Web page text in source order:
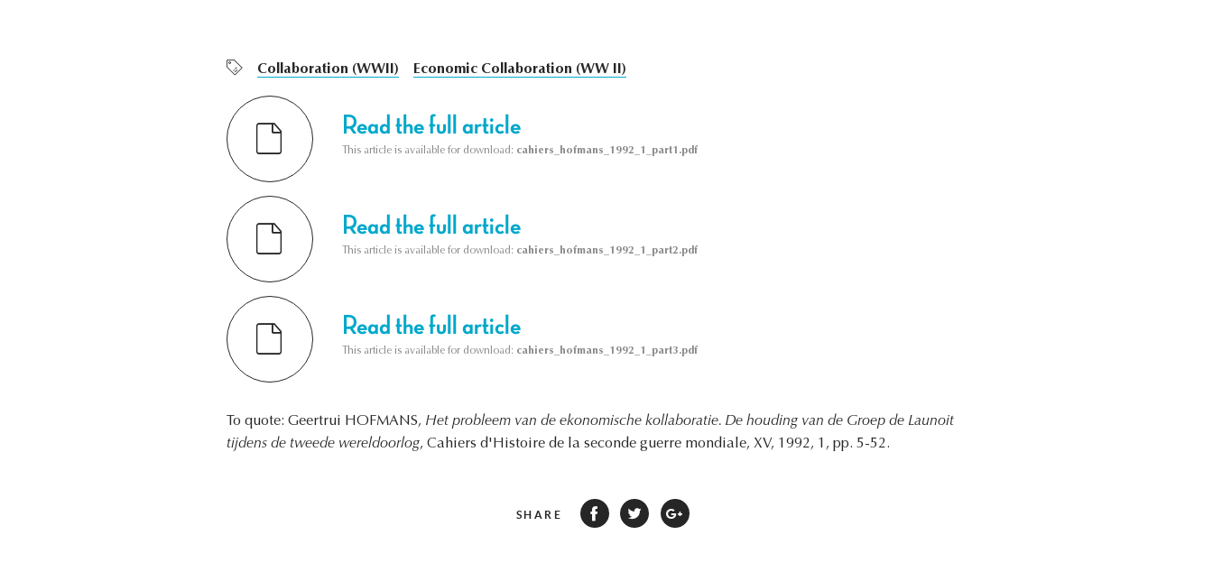
Collaboration (WWII) Economic Collaboration (WW II)
Read the full article
This article is available for download: cahiers_hofmans_1992_1_part1.pdf
Read the full article
This article is available for download: cahiers_hofmans_1992_1_part2.pdf
Read the full article
This article is available for download: cahiers_hofmans_1992_1_part3.pdf
To quote: Geertrui HOFMANS, Het probleem van de ekonomische kollaboratie. De houding van de Groep de Launoit
tijdens de tweede wereldoorlog, Cahiers d'Histoire de la seconde guerre mondiale, XV, 1992, 1, pp. 5-52.
SHARE